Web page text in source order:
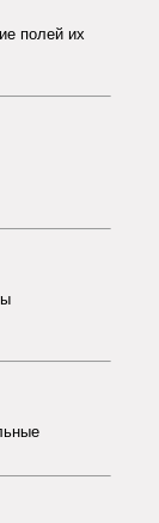
полей их